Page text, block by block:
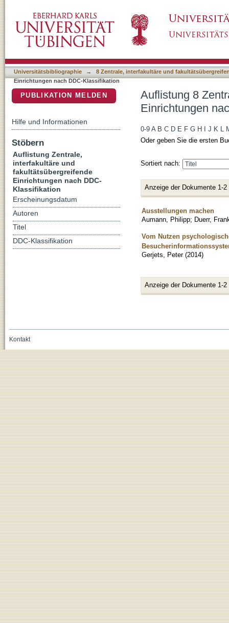
Klassifikation "060"
Universitätsbibliographie →
8 Zentrale, interfakultäre und
Einrichtungen nach DDC-Klassifikation
Auflistung 8
Einrichtungen
0-9 A B C D E F G H J K L
Oder geben Sie die ersten
Sortiert nach:
Anzeige der Dokumente 1-2
Ausstellungen machen
Aumann, Philipp; Duerr,
Vom Nutzen
Gerjets, Peter (2014)
Anzeige der Dokumente 1-2
PUBLIKATION MELDEN
Hilfe und Informationen
Stöbern
Auflistung Zentrale,
interfakultäre und
fakultätsübergreifende
Einrichtungen nach DDC-
Klassifikation
Erscheinungsdatum
Autoren
Titel
DDC-Klassifikation
Kontakt